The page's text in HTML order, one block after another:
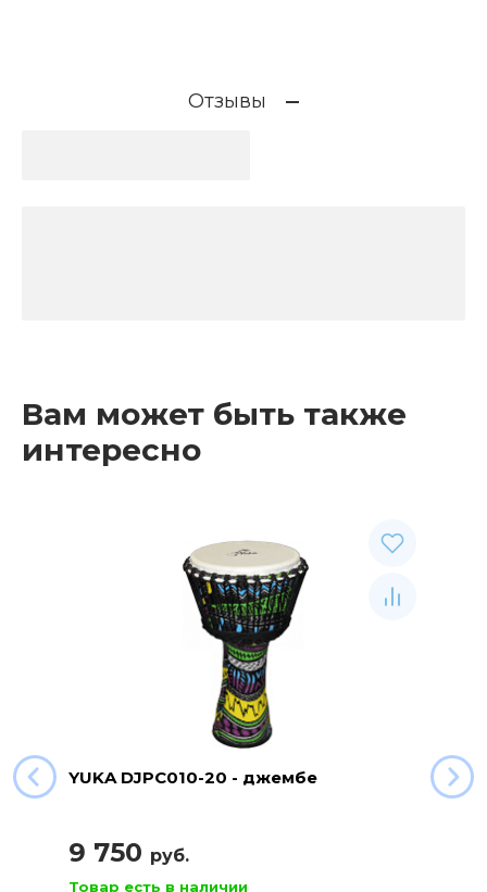
Отзывы
Вам может быть также
интересно
YUKA DJPC010-20 - джембе
9 750 руб.
Товар есть в наличии